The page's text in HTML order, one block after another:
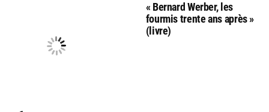
« Bernard Werber, les
fourmis trente ans après »
(livre)